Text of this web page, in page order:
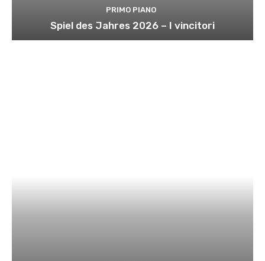
PRIMO PIANO
Spiel des Jahres 2026 – I vincitori